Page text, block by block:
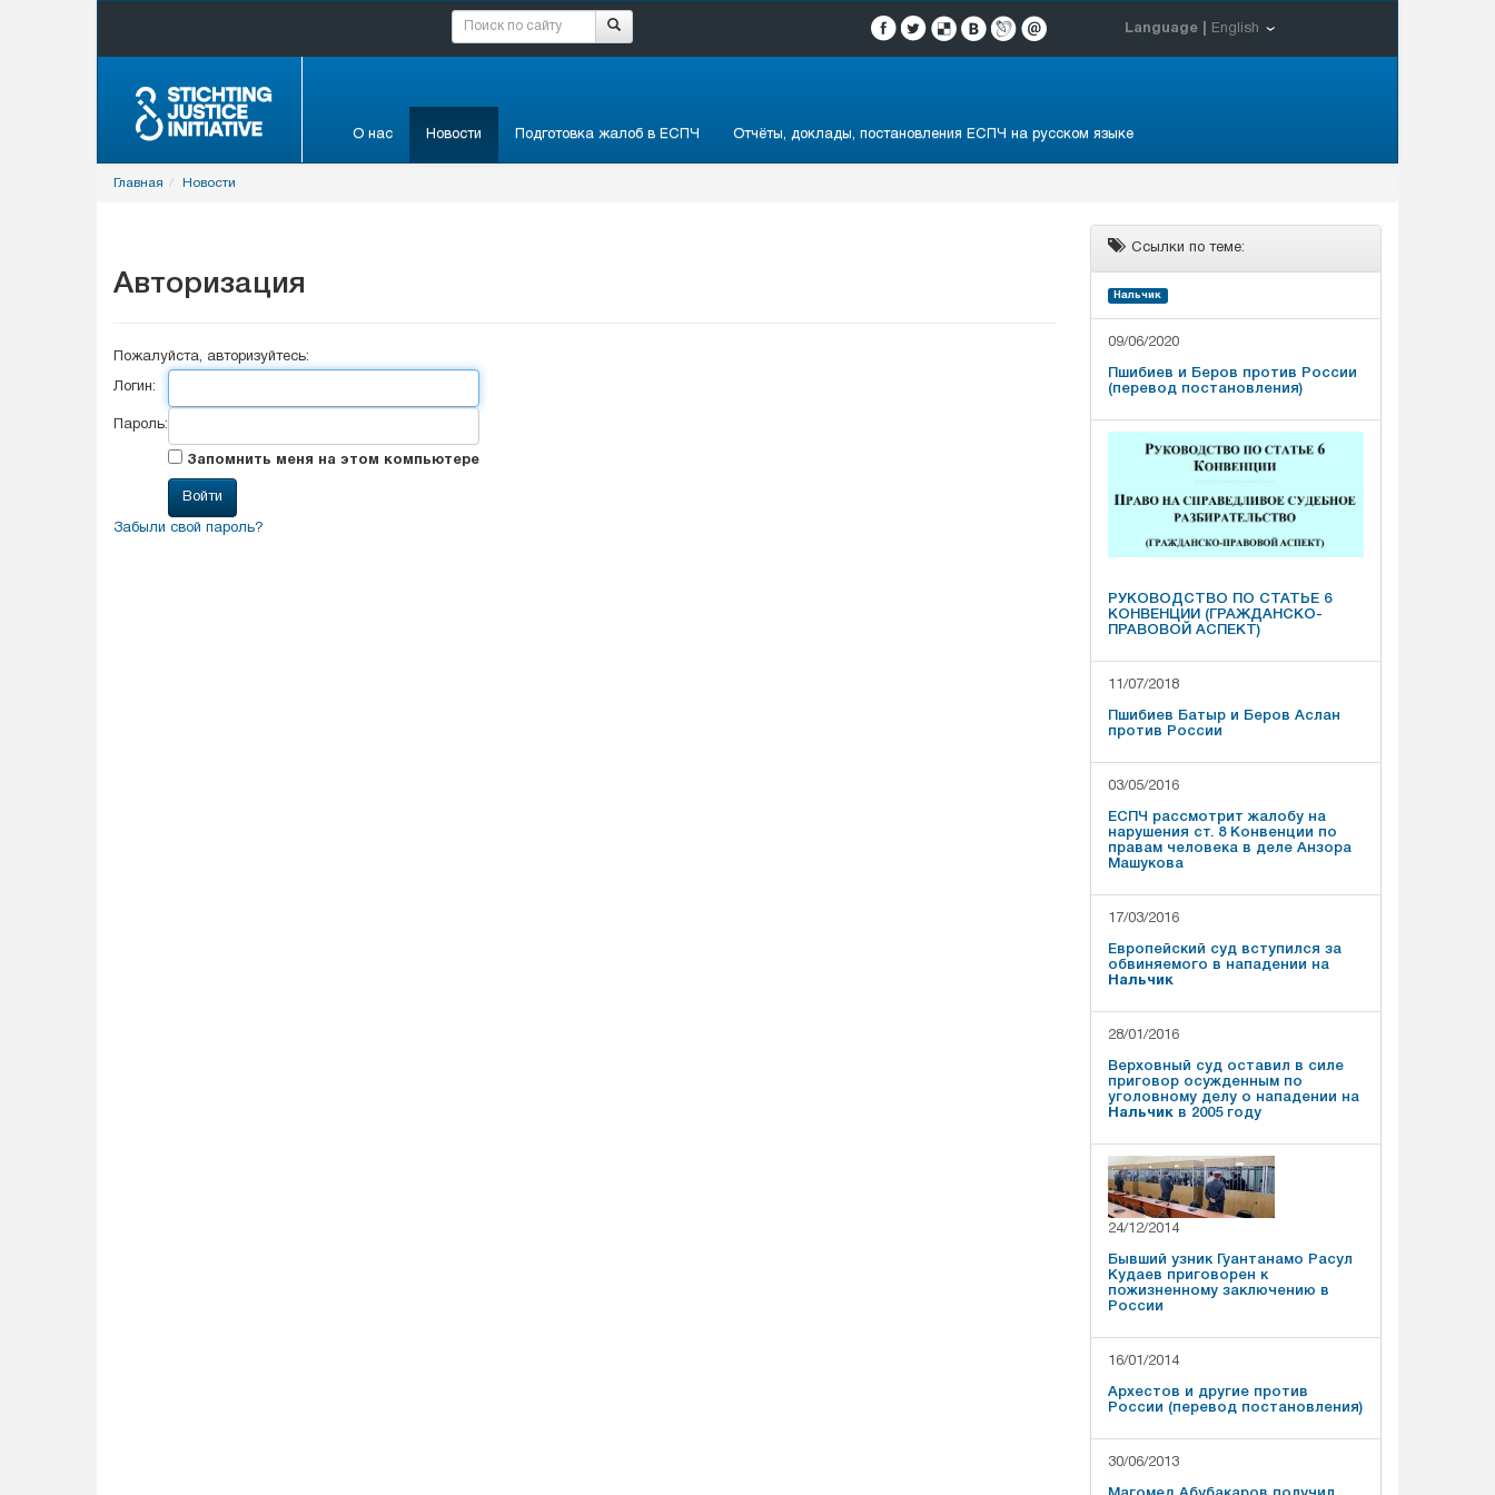
Language | English
О нас Новости Подготовка жалоб в ЕСПЧ Отчёты, доклады, постановления ЕСПЧ на русском языке
Главная Новости
Авторизация
Пожалуйста, авторизуйтесь:
Логин:
Пароль:
Запомнить меня на этом компьютере
Забыли свой пароль?
Ссылки по теме:
Нальчик
09/06/2020
Пшибиев и Беров против России
(перевод постановления)
РУКОВОДСТВО ПО СТАТЬЕ 6
КОНВЕНЦИИ (ГРАЖДАНСКО-
ПРАВОВОЙ АСПЕКТ)
11/07/2018
Пшибиев Батыр и Беров Аслан
против России
03/05/2016
ЕСПЧ рассмотрит жалобу на
нарушения ст. 8 Конвенции по
правам человека в деле Анзора
Машукова
17/03/2016
Европейский суд вступился за
обвиняемого в нападении на
Нальчик
28/01/2016
Верховный суд оставил в силе
приговор осужденным по
уголовному делу о нападении на
Нальчикв 2005 году
24/12/2014
Бывший узник Гуантанамо Расул
Кудаев приговорен к
пожизненному заключению в
России
16/01/2014
Архестов и другие против
России (перевод постановления)
30/06/2013